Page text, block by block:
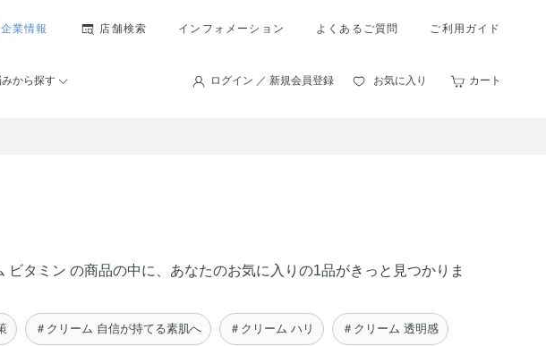
企業情報 店舗検索 インフォメーション よくあるご質問 ご利用ガイド
みから探す ログイン ／ 新規会員登録 お気に入り カート
タミン の商品の中に、あなたのお気に入りの1品がきっと見つかりま
＃クリーム 自信が持てる素肌へ ＃クリーム ハリ ＃クリーム 透明感